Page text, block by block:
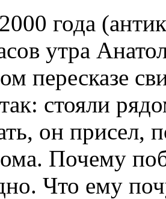
2000 года
утра
пересказе
стояли
он присел,
Почему
Что ему